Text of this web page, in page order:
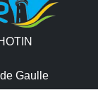
Gaulle